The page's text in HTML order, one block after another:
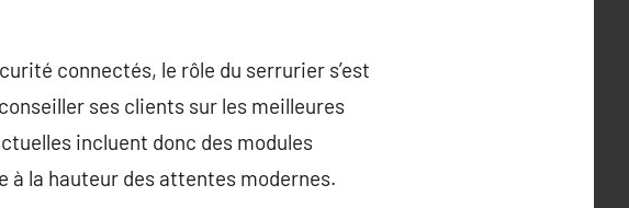
connectés, le rôle du serrurier s’est
ses clients sur les meilleures
incluent donc des modules
à la hauteur des attentes modernes.